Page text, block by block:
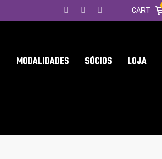
CART
MODALIDADES SÓCIOS LOJA